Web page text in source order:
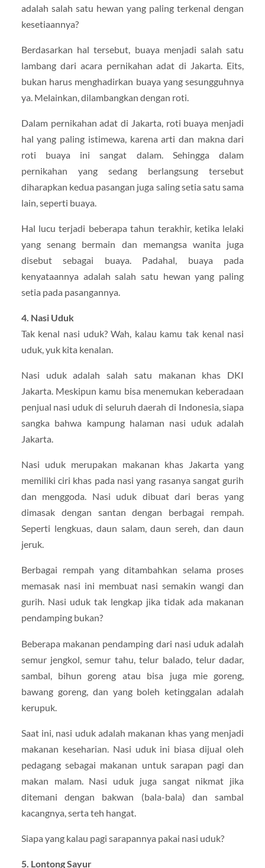
adalah salah satu hewan yang paling terkenal dengan
kesetiaannya?
Berdasarkan hal tersebut, buaya menjadi salah satu
lambang dari acara pernikahan adat di Jakarta. Eits,
bukan harus menghadirkan buaya yang sesungguhnya
ya. Melainkan, dilambangkan dengan roti.
Dalam pernikahan adat di Jakarta, roti buaya menjadi
hal yang paling istimewa, karena arti dan makna dari
roti buaya ini sangat dalam. Sehingga dalam
pernikahan yang sedang berlangsung tersebut
diharapkan kedua pasangan juga saling setia satu sama
lain, seperti buaya.
Hal lucu terjadi beberapa tahun terakhir, ketika lelaki
yang senang bermain dan memangsa wanita juga
disebut sebagai buaya. Padahal, buaya pada
kenyataannya adalah salah satu hewan yang paling
setia pada pasangannya.
4. Nasi Uduk
Tak kenal nasi uduk? Wah, kalau kamu tak kenal nasi
uduk, yuk kita kenalan.
Nasi uduk adalah salah satu makanan khas DKI
Jakarta. Meskipun kamu bisa menemukan keberadaan
penjual nasi uduk di seluruh daerah di Indonesia, siapa
sangka bahwa kampung halaman nasi uduk adalah
Jakarta.
Nasi uduk merupakan makanan khas Jakarta yang
memiliki ciri khas pada nasi yang rasanya sangat gurih
dan menggoda. Nasi uduk dibuat dari beras yang
dimasak dengan santan dengan berbagai rempah.
Seperti lengkuas, daun salam, daun sereh, dan daun
jeruk.
Berbagai rempah yang ditambahkan selama proses
memasak nasi ini membuat nasi semakin wangi dan
gurih. Nasi uduk tak lengkap jika tidak ada makanan
pendamping bukan?
Beberapa makanan pendamping dari nasi uduk adalah
semur jengkol, semur tahu, telur balado, telur dadar,
sambal, bihun goreng atau bisa juga mie goreng,
bawang goreng, dan yang boleh ketinggalan adalah
kerupuk.
Saat ini, nasi uduk adalah makanan khas yang menjadi
makanan keseharian. Nasi uduk ini biasa dijual oleh
pedagang sebagai makanan untuk sarapan pagi dan
makan malam. Nasi uduk juga sangat nikmat jika
ditemani dengan bakwan (bala-bala) dan sambal
kacangnya, serta teh hangat.
Siapa yang kalau pagi sarapannya pakai nasi uduk?
5. Lontong Sayur